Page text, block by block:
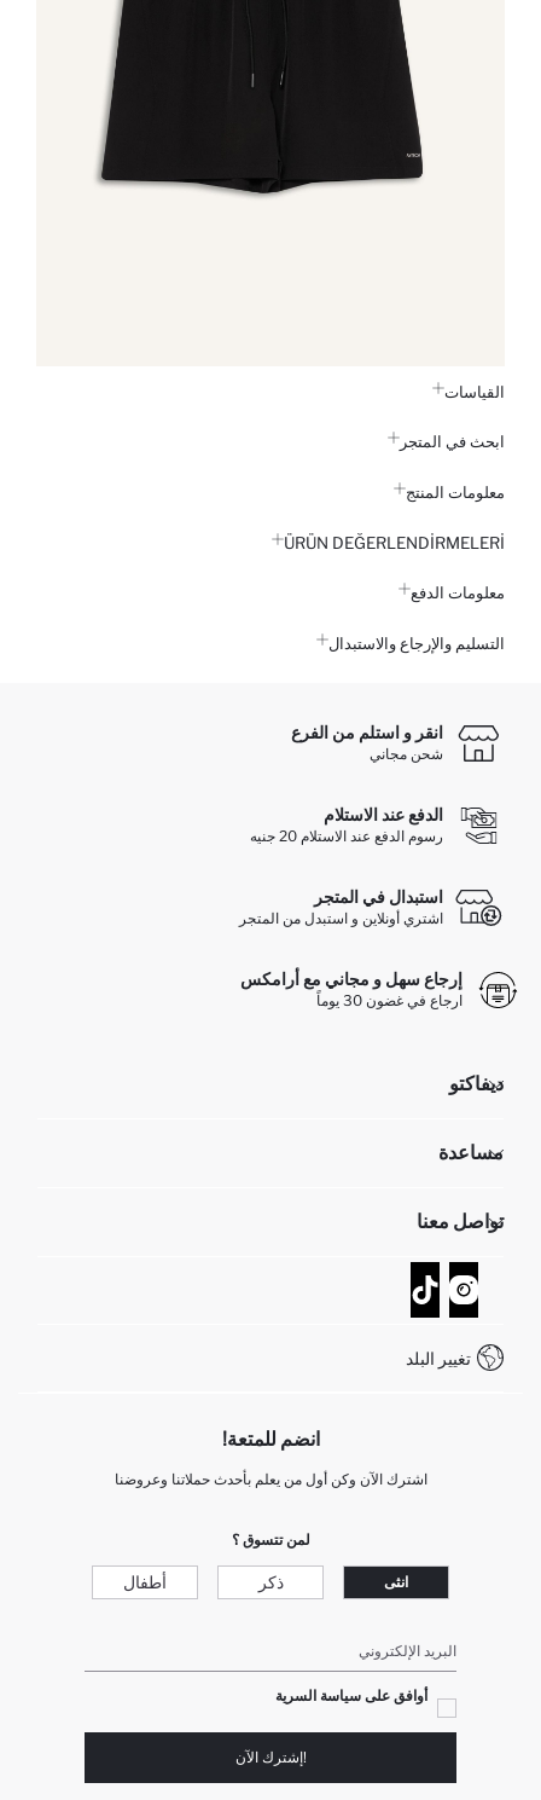
القياسات
ابحث في المتجر
معلومات المنتج
ÜRÜN DEĞERLENDİRMELERİ
معلومات الدفع
التسليم والإرجاع والاستبدال
انقر و استلم من الفرع
شحن مجاني
الدفع عند الاستلام
رسوم الدفع عند الاستلام 20 جنيه
استبدال في المتجر
اشتري أونلاين و استبدل من المتجر
إرجاع سهل و مجاني مع أرامكس
ارجاع في غضون 30 يوماً
ديفاكتو
تعرف علينا
GIFT CLUB
مساعدة
عمليات الارجاع و الاستبدال السهلة
تتبع الشحنة
كيف يمكنك التسوق في ديفاكتو ؟
كيف تدفع في ديفاكتو؟
شروط المنافسة
تواصل معنا
نموذج الاتصال
خدمة العملاء
Call Center 19782
تغيير البلد
انضم للمتعة!
اشترك الآن وكن أول من يعلم بأحدث حملاتنا وعروضنا
لمن تتسوق ؟
انثى ذكر أطفال
البريد الإلكتروني
أوافق على سياسة السرية
!إشترك الآن